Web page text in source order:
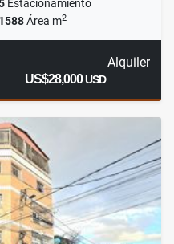
Estacionamiento
1588Área m2
Alquiler
US$28,000USD